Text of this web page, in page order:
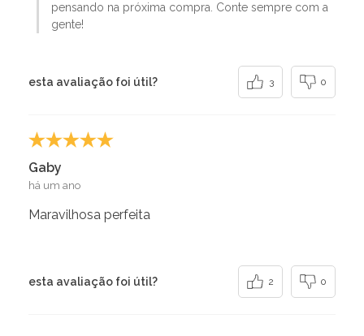
pensando na próxima compra. Conte sempre com a
gente!
esta avaliação foi útil? 3 0
Gaby
há um ano
Maravilhosa perfeita
esta avaliação foi útil? 2 0